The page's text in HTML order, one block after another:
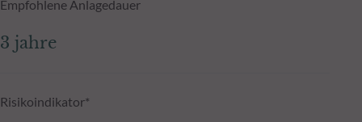
Empfohlene Anlagedauer
3 jahre
Risikoindikator*